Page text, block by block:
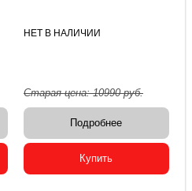
НЕТ В НАЛИЧИИ
Старая цена:10990руб.
Подробнее
Купить